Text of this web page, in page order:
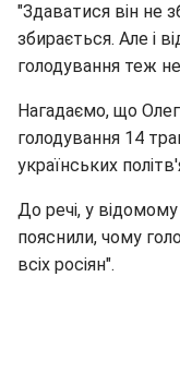
"Здаватися він не
збирається. Але і
голодування теж
Нагадаємо, що
голодування 14
українських
До речі, у
пояснили, чому
всіх росіян".